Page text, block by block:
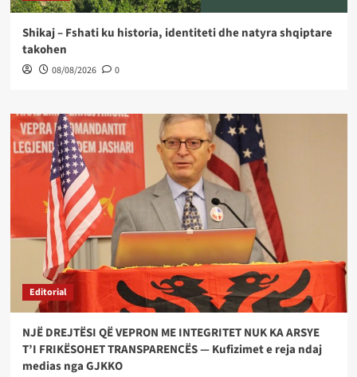
Shikaj – Fshati ku historia, identiteti dhe natyra shqiptare
takohen
08/08/2026 0
Editorial
NJË DREJTËSI QË VEPRON ME INTEGRITET NUK KA ARSYE
T’I FRIKËSOHET TRANSPARENCËS — Kufizimet e reja ndaj
medias nga GJKKO